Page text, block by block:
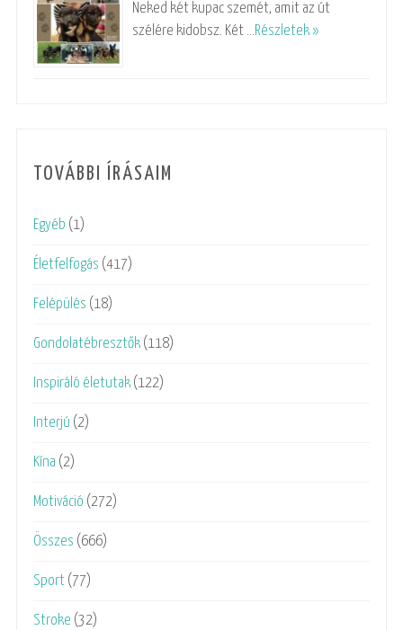
Neked két kupac szemét, amit az út
szélére kidobsz. Két …Részletek »
TOVÁBBI ÍRÁSAIM
Egyéb (1)
Életfelfogás (417)
Felépülés (18)
Gondolatébresztők (118)
Inspiráló életutak (122)
Interjú (2)
Kína (2)
Motiváció (272)
Összes (666)
Sport (77)
Stroke (32)